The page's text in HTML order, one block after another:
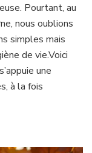
Pourtant, au
nous oublions
simples mais
de vie.Voici
une
à la fois